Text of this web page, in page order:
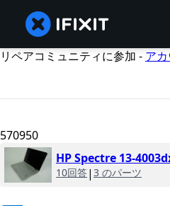
リペアコミュニティに参加 - ア
570950
HP Spectre 13-
10回答| 3 のパーツ